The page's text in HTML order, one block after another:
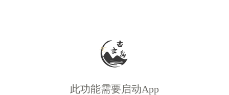
此功能需要启动App